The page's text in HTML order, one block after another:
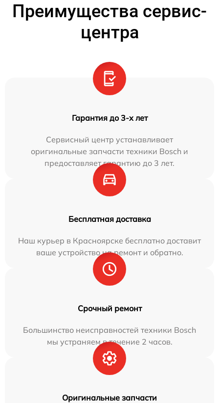
Преимущества сервис-
центра
Гарантия до 3-х лет
Сервисный центр устанавливает
оригинальные запчасти техники Bosch и
предоставляет гарантию до 3 лет.
Бесплатная доставка
Наш курьер в Красноярске бесплатно доставит
ваше устройство на ремонт и обратно.
Срочный ремонт
Большинство неисправностей техники Bosch
мы устраняем в течение 2 часов.
Оригинальные запчасти